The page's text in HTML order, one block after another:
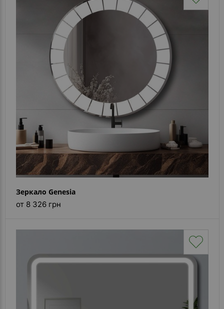
Зеркало Genesia
от 8 326 грн